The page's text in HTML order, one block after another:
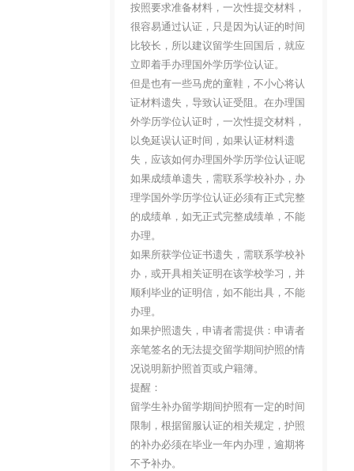
按照要求准备材料，一次性提交材料，
很容易通过认证，只是因为认证的时间
比较长，所以建议留学生回国后，就应
立即着手办理国外学历学位认证。
但是也有一些马虎的童鞋，不小心将认
证材料遗失，导致认证受阻。在办理国
外学历学位认证时，一次性提交材料，
以免延误认证时间，如果认证材料遗
失，应该如何办理国外学历学位认证呢
如果成绩单遗失，需联系学校补办，办
理学国外学历学位认证必须有正式完整
的成绩单，如无正式完整成绩单，不能
办理。
如果所获学位证书遗失，需联系学校补
办，或开具相关证明在该学校学习，并
顺利毕业的证明信，如不能出具，不能
办理。
如果护照遗失，申请者需提供：申请者
亲笔签名的无法提交留学期间护照的情
况说明新护照首页或户籍簿。
提醒：
留学生补办留学期间护照有一定的时间
限制，根据留服认证的相关规定，护照
的补办必须在毕业一年内办理，逾期将
不予补办。